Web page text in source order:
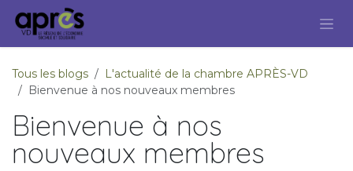
Se rendre au contenu
Tous les blogs
L'actualité de la chambre APRÈS-VD
Bienvenue à nos nouveaux membres
Bienvenue à nos
nouveaux membres